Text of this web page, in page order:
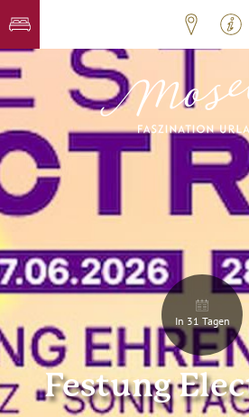
In 31 Tagen
Festung